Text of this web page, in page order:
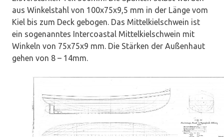
aus Winkelstahl von 100x75x9,5 mm in der Länge vom
Kiel bis zum Deck gebogen. Das Mittelkielschwein ist
ein sogenanntes Intercoastal Mittelkielschwein mit
Winkeln von 75x75x9 mm. Die Stärken der Außenhaut
gehen von 8 – 14mm.